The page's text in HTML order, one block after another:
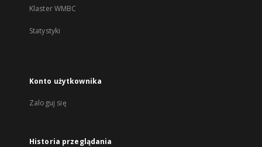
Klaster WMBC
Statystyki
Konto użytkownika
Zaloguj się
Historia przeglądania